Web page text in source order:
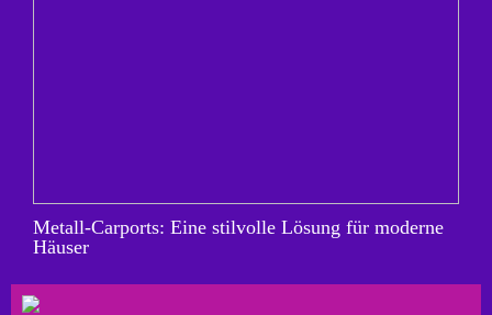
Metall-Carports: Eine stilvolle Lösung für moderne
Häuser